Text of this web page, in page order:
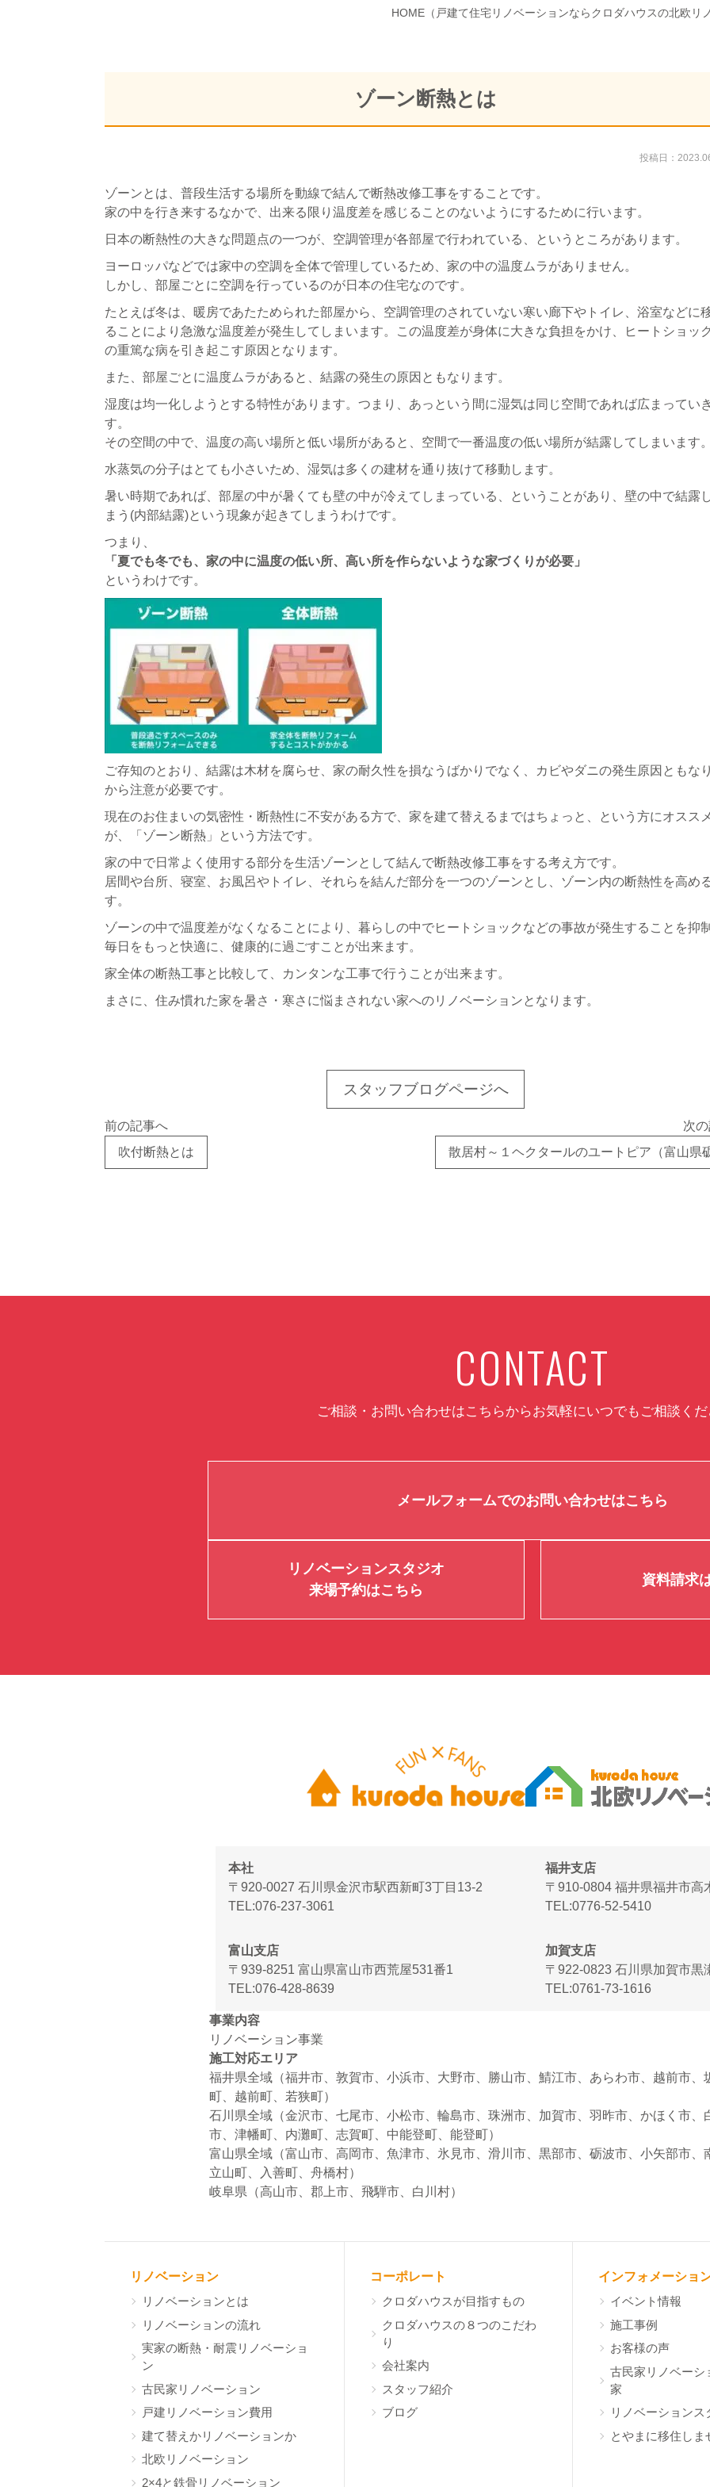
HOME （戸建て住宅リノベーションならクロダハウスの北欧リ
ゾーン断熱とは
投稿日：
ゾーンとは、普段生活する場所を動線で結んで断熱改修工事をすることです。
家の中を行き来するなかで、出来る限り温度差を感じることのないようにするために行います。
日本の断熱性の大きな問題点の一つが、空調管理が各部屋で行われている、というところがあります。
ヨーロッパなどでは家中の空調を全体で管理しているため、家の中の温度ムラがありません。
しかし、部屋ごとに空調を行っているのが日本の住宅なのです。
たとえば冬は、暖房であたためられた部屋から、空調管理のされていない寒い廊下やトイレ、浴室などに
ることにより 急激な温度差が発生してしまいます。
この温度差が身体に大きな負担をかけ、ヒートショッ
の重篤な病を引き起こす原因となります。
また、部屋ごとに温度ムラがあると、結露の発生の原因ともなります。
湿度は均一化しようとする特性があります。 つまり、あっという間に湿気は同じ空間であれば広まってい
す。
その空間の中で、温度の高い場所と低い場所があると、空間で一番温度の低い場所が結露してしまいます
水蒸気の分子はとても小さいため、湿気は多くの建材を通り抜けて移動します。
暑い時期であれば、部屋の中が暑くても壁の中が冷えてしまっている、ということがあり、壁の中で結露
まう(内部結露)という現象が起きてしまうわけです。
つまり、
「夏でも冬でも、家の中に温度の低い所、高い所を作らないような家づくりが必要」
というわけです。
ご存知のとおり、結露は木材を腐らせ、家の耐久性を損なうばかりでなく、カビやダニの発生原因ともな
から注意が必要です。
現在のお住まいの気密性・断熱性に不安がある方で、家を建て替えるまではちょっと、という方にオスス
が、
「ゾーン断熱」という方法です。
家の中で日常よく使用する部分を生活ゾーンとして結んで断熱改修工事をする考え方です。
居間や台所、寝室、お風呂やトイレ、それらを結んだ部分を一つのゾーンとし、ゾーン内の断熱性を高め
す。
ゾーンの中で温度差がなくなることにより、暮らしの中でヒートショックなどの事故が発生することを抑
毎日をもっと快適に、健康的に過ごすことが出来ます。
家全体の断熱工事と比較して、カンタンな工事で行うことが出来ます。
まさに、住み慣れた家を暑さ・寒さに悩まされない家へのリノベーションとなります。
スタッフブログページへ
前の記事へ
吹付断熱とは
次
CONTACT
ご相談・お問い合わせはこちらからお気軽にいつでもご相談く
メールフォームでのお問い合わせはこちら
リノベーションスタジオ
来場予約はこちら
資料請求
本社
〒920-0027 石川県金沢市駅西新町3丁目13-2
TEL 076-237-3061
福井支店
〒910-0804 福井県福井市高
TEL 0776-52-5410
富山支店
〒939-8251 富山県富山市西荒屋531番1
TEL 076-428-8639
加賀支店
〒922-0823 石川県加賀市黒
TEL 0761-73-1616
事業内容
リノベーション事業
施工対応エリア
福井県全域（福井市、敦賀市、小浜市、大野市、勝山市、鯖江市、あらわ市、越前市、
町、越前町、若狭町）
石川県全域（金沢市、七尾市、小松市、輪島市、珠洲市、加賀市、羽昨市、かほく市、
市、津幡町、内灘町、志賀町、中能登町、能登町）
富山県全域（富山市、高岡市、魚津市、氷見市、滑川市、黒部市、砺波市、小矢部市、
立山町、入善町、舟橋村）
岐阜県（高山市、郡上市、飛騨市、白川村）
リノベーション
リノベーションとは
リノベーションの流れ
実家の断熱・耐震リノベーショ
ン
古民家リノベーション
戸建リノベーション費用
建て替えかリノベーションか
北欧リノベーション
2×4と鉄骨リノベーション
コーポレート
クロダハウスが目指すもの
クロダハウスの８つのこだわ
り
会社案内
スタッフ紹介
ブログ
インフォメーショ
イベント情報
施工事例
お客様の声
古民家リノベーシ
家
リノベーションス
とやまに移住しま